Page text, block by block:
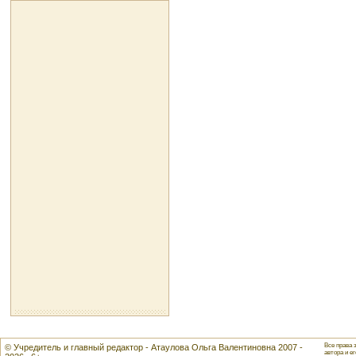
© Учредитель и главный редактор - Атаулова Ольга Валентиновна 2007 -
Все права
автора и